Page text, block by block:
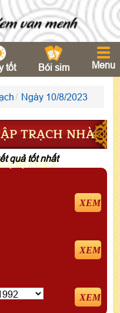
tốt Bói sim Menu
Ngày 10/8/2023
TRẠCH NHÀ
8/2023
quả tốt nhất
XEM
XEM
XEM